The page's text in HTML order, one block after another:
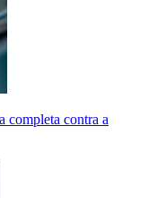
completa contra a